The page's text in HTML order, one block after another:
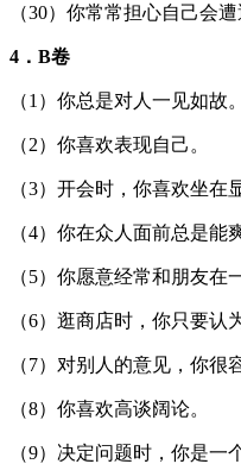
（30）你常常担心自己会遭
4．B卷
（1）你总是对人一见如故。
（2）你喜欢表现自己。
（3）开会时，你喜欢坐在
（4）你在众人面前总是能
（5）你愿意经常和朋友在
（6）逛商店时，你只要认
（7）对别人的意见，你很
（8）你喜欢高谈阔论。
（9）决定问题时，你是一